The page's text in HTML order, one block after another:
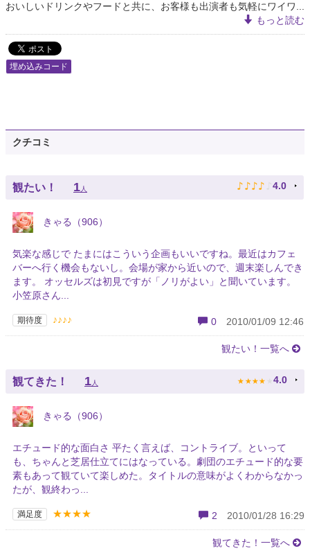
おいしいドリンクやフードと共に、お客様も出演者も気軽にワイワ...
もっと読む
埋め込みコード
クチコミ
観たい！ 1人 ♪ ♪ ♪ ♪ ♪ 4.0
きゃる（906）
気楽な感じで たまにはこういう企画もいいですね。最近はカフェ
バーへ行く機会もないし。会場が家から近いので、週末楽しんでき
ます。 オッセルズは初見ですが「ノリがよい」と聞いています。
小笠原さん...
期待度 ♪♪♪♪ 0 2010/01/09 12:46
観たい！一覧へ
観てきた！ 1 人 ★ ★ ★ ★ ★ 4.0
きゃる（906）
エチュード的な面白さ 平たく言えば、コントライブ。といって
も、ちゃんと芝居仕立てにはなっている。劇団のエチュード的な要
素もあって観ていて楽しめた。タイトルの意味がよくわからなかっ
たが、観終わっ...
満足度 ★★★★ 2 2010/01/28 16:29
観てきた！一覧へ